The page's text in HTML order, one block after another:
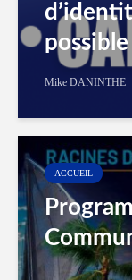
possible
Mike DANINTHE
ACCUEIL